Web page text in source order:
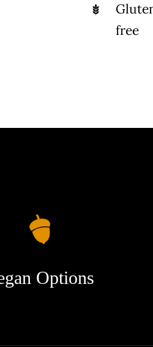
free
Options